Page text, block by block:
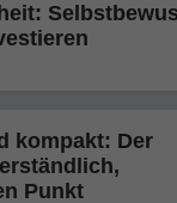
kompakt: Der
Punkt